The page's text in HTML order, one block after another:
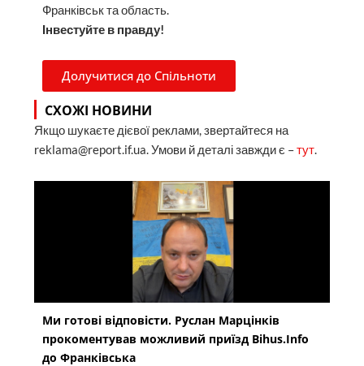
Франківськ та область.
Інвестуйте в правду!
Долучитися до Спільноти
СХОЖІ НОВИНИ
Якщо шукаєте дієвої реклами, звертайтеся на
reklama@report.if.ua. Умови й деталі завжди є –тут.
Ми готові відповісти. Руслан Марцінків
прокоментував можливий приїзд Bihus.Info
до Франківська